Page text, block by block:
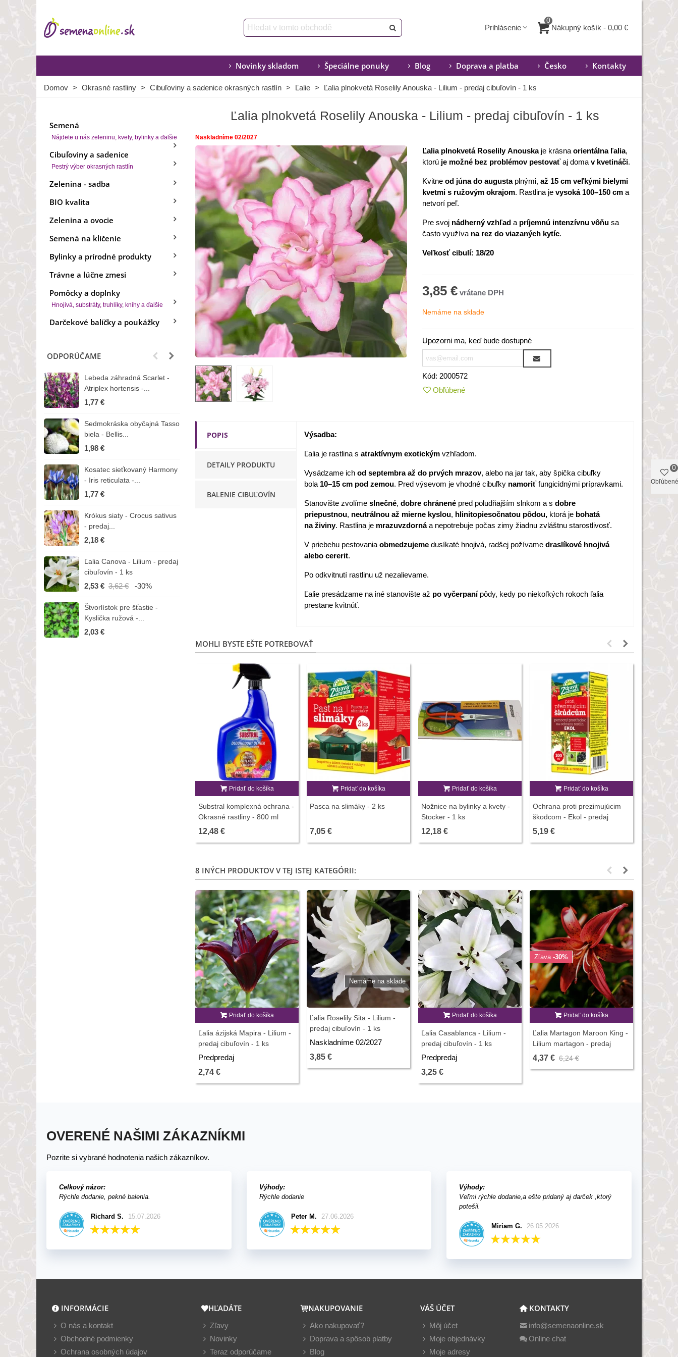
Prihlásenie
0
Nákupný košík - 0,00 €
Novinky skladom Špeciálne ponuky Blog Doprava a platba Česko Kontakty
Domov > Okrasné rastliny > Cibuľoviny a sadenice okrasných rastlín > Ľalie > Ľalia plnokvetá Roselily Anouska - Lilium - predaj cibuľovín - 1 ks
Semená
Nájdete u nás zeleninu, kvety, bylinky a ďalšie
Cibuľoviny a sadenice
Pestrý výber okrasných rastlín
Zelenina - sadba
BIO kvalita
Zelenina a ovocie
Semená na klíčenie
Bylinky a prírodné produkty
Trávne a lúčne zmesi
Pomôcky a doplnky
Hnojivá, substráty, truhlíky, knihy a ďalšie
Darčekové balíčky a poukážky
ODPORÚČAME
Lebeda záhradná Scarlet -
Atriplex hortensis -...
1,77 €
Sedmokráska obyčajná Tasso
biela - Bellis...
1,98 €
Kosatec sieťkovaný Harmony
- Iris reticulata -...
1,77 €
Krókus siaty - Crocus sativus
- predaj...
2,18 €
Ľalia Canova - Lilium - predaj
cibuľovín - 1 ks
2,53 € 3,62 € -30%
Štvorlístok pre šťastie -
Kyslička ružová -...
2,03 €
BIO Kaleráb Dyna - Brassica
oleracea var....
3,55 €
Hippeastrum -...
Kapucínka nízka - Alaska Mix
1,98 €
Cichorium intybus - predaj...
Ľalia plnokvetá Roselily Anouska - Lilium - predaj cibuľovín - 1 ks
Naskladníme 02/2027
Ľalia plnokvetá RoselilyAnouskaje krásna orientálna ľalia,
ktorú je možné bez problémov pestovaťaj doma v kvetináči.
Kvitne od júna do augustaplnými, až 15 cm veľkými bielymi
kvetmi s ružovým okrajom. Rastlina je vysoká 100–150 cm a
netvorí peľ.
Pre svoj nádherný vzhľad a príjemnú intenzívnu vôňu sa
často využíva na rez do viazaných kytíc.
Veľkosť cibulí: 18/20
3,85 €
Nemáme na sklade
Upozorni ma, keď bude dostupné
Kód: 2000572
Obľúbené
POPIS
DETAILY PRODUKTU
BALENIE CIBUĽOVÍN
Výsadba:
Ľalia je rastlina s atraktívnym exotickým vzhľadom.
Vysádzame ich od septembra až do prvých mrazov, alebo na jar tak, aby špička cibuľky
bola 10–15 cm pod zemou. Pred výsevom je vhodné cibuľky namoriťfungicidnými prípravkami.
Stanovište zvolíme slnečné, dobre chránené pred poludňajším slnkom a s dobre
priepustnou, neutrálnou až mierne kyslou, hlinitopiesočnatou pôdou, ktorá je bohatá
na živiny. Rastlina je mrazuvzdornáa nepotrebuje počas zimy žiadnu zvláštnu starostlivosť.
V priebehu pestovania obmedzujeme dusíkaté hnojivá, radšej požívame draslíkové hnojivá
alebo cererit.
Po odkvitnutí rastlinu už nezalievame.
Ľalie presádzame na iné stanovište až po vyčerpaní pôdy, kedy po niekoľkých rokoch ľalia
prestane kvitnúť.
MOHLI BYSTE EŠTE POTREBOVAŤ
Pridať do košíka
Substral komplexná ochrana -
Okrasné rastliny - 800 ml
12,48 €
Pridať do košíka
Pasca na slimáky - 2 ks
7,05 €
Pridať do košíka
Nožnice na bylinky a kvety -
Stocker - 1 ks
12,18 €
Pridať do košíka
Ochrana proti prezimujúcim
škodcom - Ekol - predaj
ochrany rastlín - 100 ml
5,19 €
8 INÝCH PRODUKTOV V TEJ ISTEJ KATEGÓRII:
Pridať do košíka
Ľalia ázijská Mapira - Lilium -
predaj cibuľovín - 1 ks
Predpredaj
2,74 €
Nemáme na sklade
Ľalia Roselily Sita - Lilium -
predaj cibuľovín - 1 ks
Naskladníme 02/2027
3,85 €
Pridať do košíka
Ľalia Casablanca - Lilium -
predaj cibuľovín - 1 ks
Predpredaj
3,25 €
Zľava -30%
Pridať do košíka
Ľalia Martagon Maroon King -
Lilium martagon - predaj
cibuľovín - 1 ks
4,37 € 6,24 €
OVERENÉ NAŠIMI ZÁKAZNÍKMI
Pozrite si vybrané hodnotenia našich zákazníkov.
Celkový názor:
Rýchle dodanie, pekné balenia.
Richard S. 15.07.2026
Výhody:
Rýchle dodanie
Peter M. 27.06.2026
Výhody:
Veľmi rýchle dodanie,a ešte pridaný aj darček ,ktorý
potešil.
Miriam G. 26.05.2026
INFORMÁCIE
O nás a kontakt
Obchodné podmienky
Ochrana osobných údajov
HĽADÁTE
Zľavy
Novinky
Teraz odporúčame
NAKUPOVANIE
Ako nakupovať?
Doprava a spôsob platby
Blog
VÁŠ ÚČET
Môj účet
Moje objednávky
Moje adresy
KONTAKTY
info@semenaonline.sk
Online chat
Obľúbené
0